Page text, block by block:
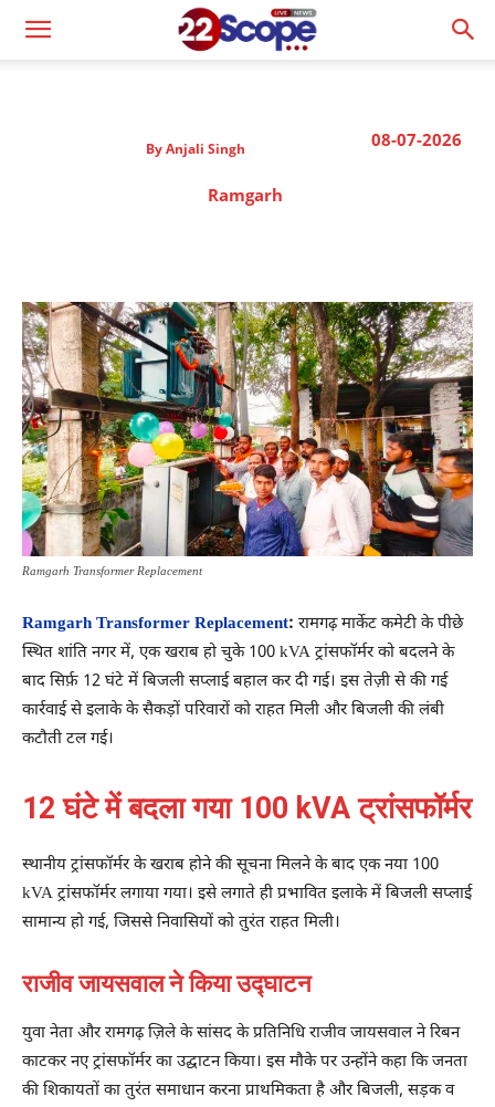
08-07-2026
By Anjali Singh
Ramgarh
Ramgarh Transformer Replacement
Ramgarh Transformer Replacement: रामगढ़ मार्केट कमेटी के पीछे
स्थित शांति नगर में, एक खराब हो चुके 100 kVA ट्रांसफॉर्मर को बदलने के
बाद सिर्फ़ 12 घंटे में बिजली सप्लाई बहाल कर दी गई। इस तेज़ी से की गई
कार्रवाई से इलाके के सैकड़ों परिवारों को राहत मिली और बिजली की लंबी
कटौती टल गई।
12 घंटे में बदला गया 100 kVA ट्रांसफॉर्मर
स्थानीय ट्रांसफॉर्मर के खराब होने की सूचना मिलने के बाद एक नया 100
kVA ट्रांसफॉर्मर लगाया गया। इसे लगाते ही प्रभावित इलाके में बिजली सप्लाई
सामान्य हो गई, जिससे निवासियों को तुरंत राहत मिली।
राजीव जायसवाल ने किया उद्घाटन
युवा नेता और रामगढ़ ज़िले के सांसद के प्रतिनिधि राजीव जायसवाल ने रिबन
काटकर नए ट्रांसफॉर्मर का उद्घाटन किया। इस मौके पर उन्होंने कहा कि जनता
की शिकायतों का तुरंत समाधान करना प्राथमिकता है और बिजली, सड़क व